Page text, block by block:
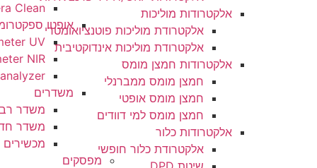
אלקטרודות מוליכות
אלקטרודת מוליכות פוטנציואומטרי
אלקטרודת מוליכות אינדוקטיבית
אלקטרודות חמצן מומס
חמצן מומס ממברנלי
חמצן מומס אופטי
חמצן מומס למי דוודים
אלקטרודות כלור
אלקטרודת כלור חופשי
אופטו ספקטרומטרים
Photometer UV
Photometer NIR
analyzer
משדרים
משדר רב ערוצי
משדר חד ערוצי
מכשירים ניידים
מפסקים